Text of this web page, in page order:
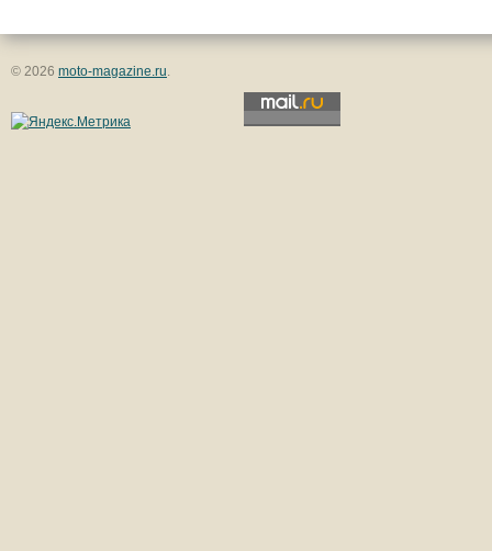
© 2026 moto-magazine.ru.